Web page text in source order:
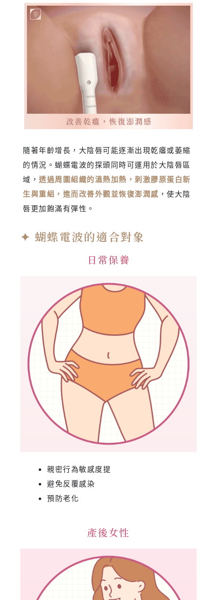
隨著年齡增長，大陰唇可能逐漸出現乾癟或萎縮
的情況。蝴蝶電波的探頭同時可運用於大陰唇區
域，透過周圍組織的溫熱加熱，刺激膠原蛋白新
生與重組，進而改善外觀並恢復澎潤感 ，使大陰
唇更加飽滿有彈性。
✦ 蝴蝶電波的適合對象
日常保養
親密行為敏感度提
避免反覆感染
預防老化
產後女性